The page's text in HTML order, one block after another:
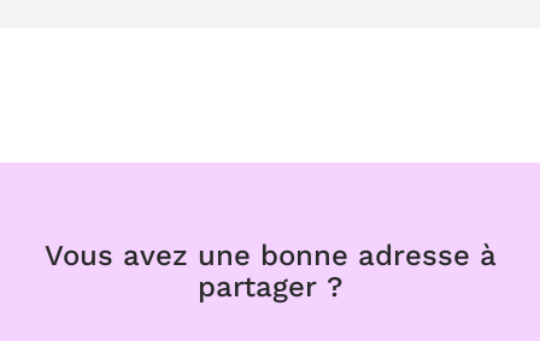
Vous avez une bonne adresse à
partager ?